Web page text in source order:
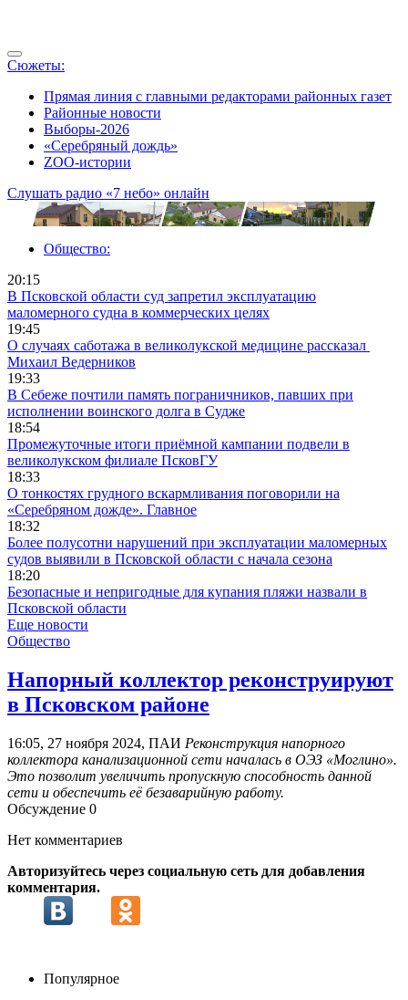
Сюжеты:
Прямая линия с главными редакторами районных газет
Районные новости
Выборы-2026
«Серебряный дождь»
ZOO-истории
Слушать радио «7 небо» онлайн
Общество:
20:15
В Псковской области суд запретил эксплуатацию
маломерного судна в коммерческих целях
19:45
О случаях саботажа в великолукской медицине рассказал ​
Михаил Ведерников
19:33
В Себеже почтили память пограничников, павших при
исполнении воинского долга в Судже
18:54
Промежуточные итоги приёмной кампании подвели в
великолукском филиале ПсковГУ
18:33
О тонкостях грудного вскармливания поговорили на
«Серебряном дожде». Главное
18:32
Более полусотни нарушений при эксплуатации маломерных
судов выявили в Псковской области с начала сезона
18:20
Безопасные и непригодные для купания пляжи назвали в
Псковской области
Еще новости
Общество
Напорный коллектор реконструируют
в Псковском районе
16:05, 27 ноября 2024, ПАИ Реконструкция напорного
коллектора канализационной сети началась в ОЭЗ «Моглино».
Это позволит увеличить пропускную способность данной
сети и обеспечить её безаварийную работу.
Обсуждение 0
Нет комментариев
Авторизуйтесь через социальную сеть для добавления
комментария.
Популярное